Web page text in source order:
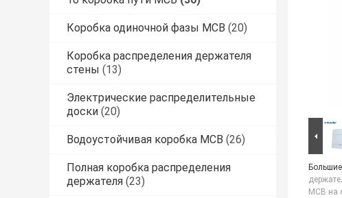
Коробка одиночной фазы MCB (20)
Коробка распределения держателя
стены (13)
Электрические распределительные
доски (20)
Водоустойчивая коробка MCB (26)
Полная коробка распределения
держателя (23)
MCB на